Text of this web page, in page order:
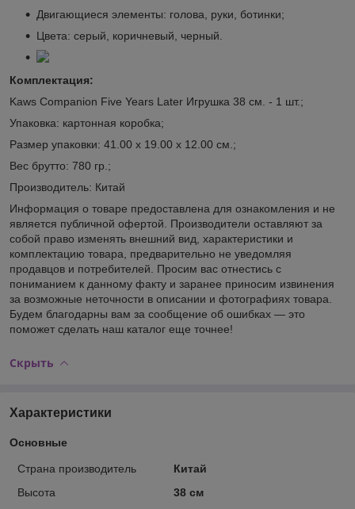
Двигающиеся элементы: голова, руки, ботинки;
Цвета: серый, коричневый, черный.
Комплектация:
Kaws Companion Five Years Later Игрушка 38 см. - 1 шт.;
Упаковка: картонная коробка;
Размер упаковки: 41.00 х 19.00 х 12.00 см.;
Вес брутто: 780 гр.;
Производитель: Китай
Информация о товаре предоставлена для ознакомления и не
является публичной офертой. Производители оставляют за
собой право изменять внешний вид, характеристики и
комплектацию товара, предварительно не уведомляя
продавцов и потребителей. Просим вас отнестись с
пониманием к данному факту и заранее приносим извинения
за возможные неточности в описании и фотографиях товара.
Будем благодарны вам за сообщение об ошибках — это
поможет сделать наш каталог еще точнее!
Скрыть
Характеристики
Основные
Страна производитель
Китай
Высота
38 см